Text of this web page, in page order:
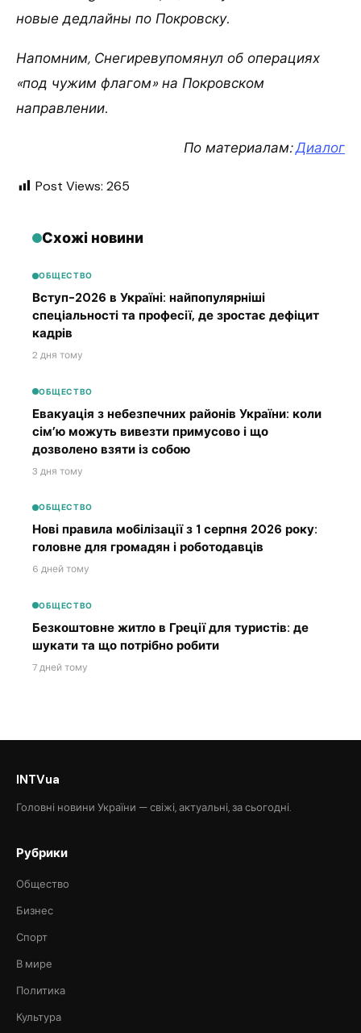
новые дедлайны по Покровску.
Напомним, Снегиревупомянул об операциях
«под чужим флагом» на Покровском
направлении.
По материалам:Диалог
Post Views: 265
Схожі новини
ОБЩЕСТВО
Вступ-2026 в Україні: найпопулярніші
спеціальності та професії, де зростає дефіцит
кадрів
2 дня тому
ОБЩЕСТВО
Евакуація з небезпечних районів України: коли
сім’ю можуть вивезти примусово і що
дозволено взяти із собою
3 дня тому
ОБЩЕСТВО
Нові правила мобілізації з 1 серпня 2026 року:
головне для громадян і роботодавців
6 дней тому
ОБЩЕСТВО
Безкоштовне житло в Греції для туристів: де
шукати та що потрібно робити
7 дней тому
INTVua
Головні новини України — свіжі, актуальні, за сьогодні.
Рубрики
Общество
Бизнес
Спорт
В мире
Политика
Культура